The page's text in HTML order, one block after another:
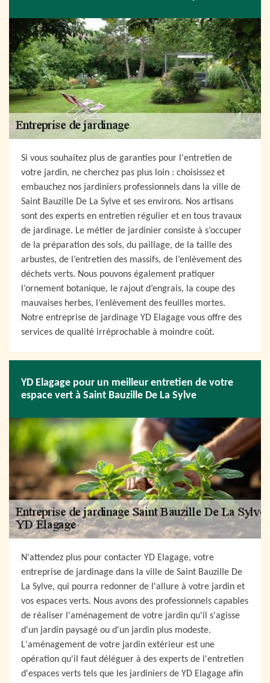
Si vous souhaitez plus de garanties pour l'entretien de
votre jardin, ne cherchez pas plus loin : choisissez et
embauchez nos jardiniers professionnels dans la ville de
Saint Bauzille De La Sylve et ses environs. Nos artisans
sont des experts en entretien régulier et en tous travaux
de jardinage. Le métier de jardinier consiste à s’occuper
de la préparation des sols, du paillage, de la taille des
arbustes, de l’entretien des massifs, de l’enlèvement des
déchets verts. Nous pouvons également pratiquer
l’ornement botanique, le rajout d’engrais, la coupe des
mauvaises herbes, l’enlèvement des feuilles mortes.
Notre entreprise de jardinage YD Elagage vous offre des
services de qualité irréprochable à moindre coût.
YD Elagage pour un meilleur entretien de votre
espace vert à Saint Bauzille De La Sylve
N'attendez plus pour contacter YD Elagage, votre
entreprise de jardinage dans la ville de Saint Bauzille De
La Sylve, qui pourra redonner de l'allure à votre jardin et
vos espaces verts. Nous avons des professionnels capables
de réaliser l'aménagement de votre jardin qu'il s'agisse
d'un jardin paysagé ou d'un jardin plus modeste.
L'aménagement de votre jardin extérieur est une
opération qu'il faut déléguer à des experts de l'entretien
d'espaces verts tels que les jardiniers de YD Elagage afin